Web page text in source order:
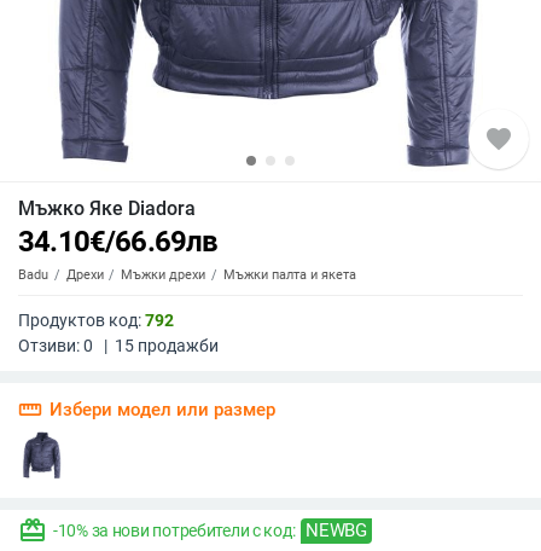
favorite
Мъжко Яке Diadora
34.10€/66.69лв
Badu Дрехи Мъжки дрехи Мъжки палта и якета
Продуктов код:792
Отзиви:0 | 15 продажби
straighten Избери модел или размер
redeem -10% за нови потребители с код: NEWBG